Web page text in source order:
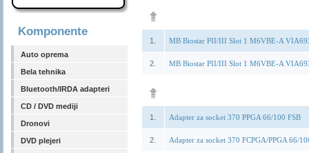
Komponente
Auto oprema
Bela tehnika
Bluetooth/IRDA adapteri
CD / DVD mediji
Dronovi
DVD plejeri
1. MB Biostar PII/III Slot 1 M6VBE-A
2. MB Biostar PII/III Slot 1 M6VBE-A
1. Adapter za socket 370 PPGA 66/100 FSB
2. Adapter za socket 370 FCPGA/PPGA 66/